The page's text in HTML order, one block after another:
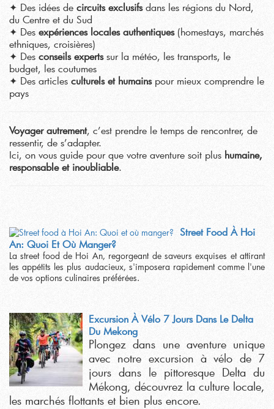
✦ Des idées de circuits exclusifsdans les régions du Nord,
du Centre et du Sud
✦ Des expériences locales authentiques(homestays, marchés
ethniques, croisières)
✦ Des conseils expertssur la météo, les transports, le
budget, les coutumes
✦ Des articles culturels et humainspour mieux comprendre le
pays
Voyager autrement, c’est prendre le temps de rencontrer, de
ressentir, de s’adapter.
Ici, on vous guide pour que votre aventure soit plus humaine,
responsable et inoubliable.
Street Food À Hoi
An: Quoi Et Où Manger?
La street food de Hoi An, regorgeant de saveurs exquises et attirant
les appétits les plus audacieux, s'imposera rapidement comme l'une
de vos options culinaires préférées.
Excursion À Vélo 7 Jours Dans Le Delta
Du Mekong
Plongez dans une aventure unique
avec notre excursion à vélo de 7
jours dans le pittoresque Delta du
Mékong, découvrez la culture locale,
les marchés flottants et bien plus encore.